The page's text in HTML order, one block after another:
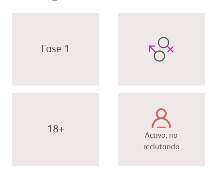
Fase 1
18+
Activo, no
reclutando